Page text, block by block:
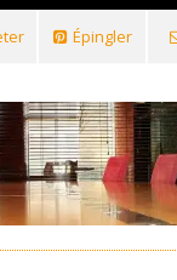
Épingler